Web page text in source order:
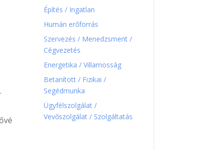
Építés / Ingatlan
Humán erőforrás
Szervezés / Menedzsment /
Cégvezetés
Energetika / Villamosság
Betanított / Fizikai /
Segédmunka
Ügyfélszolgálat /
Vevőszolgálat / Szolgáltatás